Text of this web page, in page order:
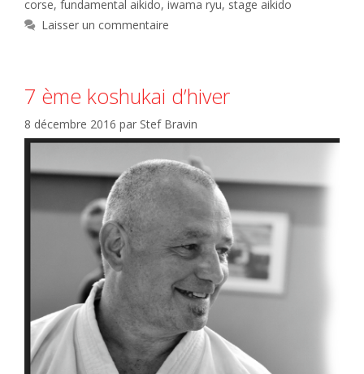
corse, fundamental aikido, iwama ryu, stage aikido
Laisser un commentaire
7 ème koshukai d’hiver
8 décembre 2016 par Stef Bravin